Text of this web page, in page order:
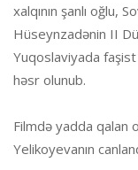
xalqının şanlı oğlu,
Hüseynzadənin II
Yuqoslaviyada faşist
həsr olunub.
Filmdə yadda qalan
Yelikoyevanın